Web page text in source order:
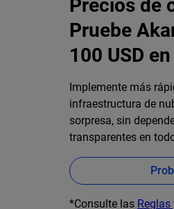
Precios de
Pruebe
100 USD
Implemente más
infraestructura de
sorpresa, sin
transparentes en
*Consulte las